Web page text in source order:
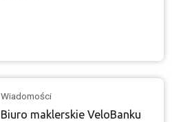
Wiadomości
Biuro maklerskie VeloBanku